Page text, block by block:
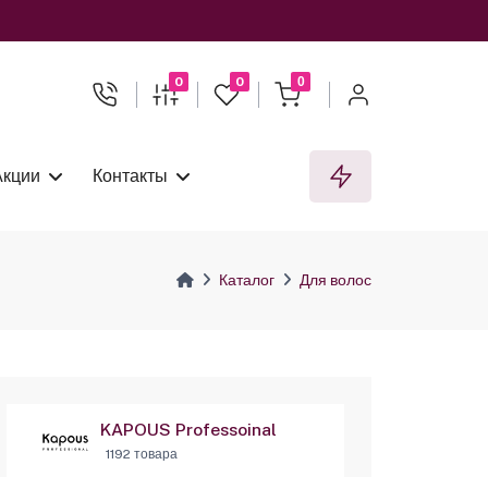
0 0 0
Контакты
Каталог Для волос
KAPOUS Professoinal
1192 товара